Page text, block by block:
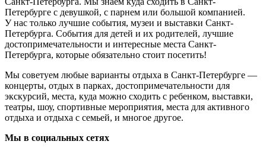
Петербурге с девушкой, с парнем или большой компанией.
У нас только лучшие события, музеи и выставки Санкт-
Петербурга. События для детей и их родителей, лучшие
достопримечательности и интересные места Санкт-
Петербурга, которые обязательно стоит посетить!
Мы советуем любые варианты отдыха в Санкт-Петербурге —
концерты, отдых в парках, достопримечательности для
экскурсий, места, куда можно сходить с ребенком, выставки,
театры, шоу, спортивные мероприятия, места для активного
отдыха и отдыха с семьей, и многое другое.
Мы в социальных сетях